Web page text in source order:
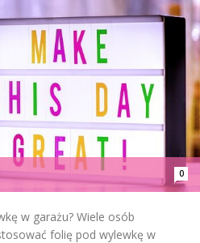
0
w garażu? Wiele osób
folię pod wylewkę w